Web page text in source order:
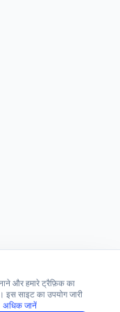
और हमारे ट्रैफ़िक का
साइट का उपयोग जारी
अधिक जानें